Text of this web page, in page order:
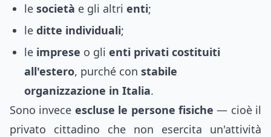
le società e gli altri enti;
le ditte individuali;
le imprese o gli enti privati costituiti
all'estero, purché con stabile
organizzazione in Italia.
Sono invece escluse le persone fisiche — cioè il
privato cittadino che non esercita un'attività